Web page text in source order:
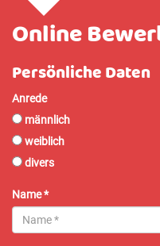
Online
Persönliche Daten
Anrede
männlich
weiblich
divers
Name*